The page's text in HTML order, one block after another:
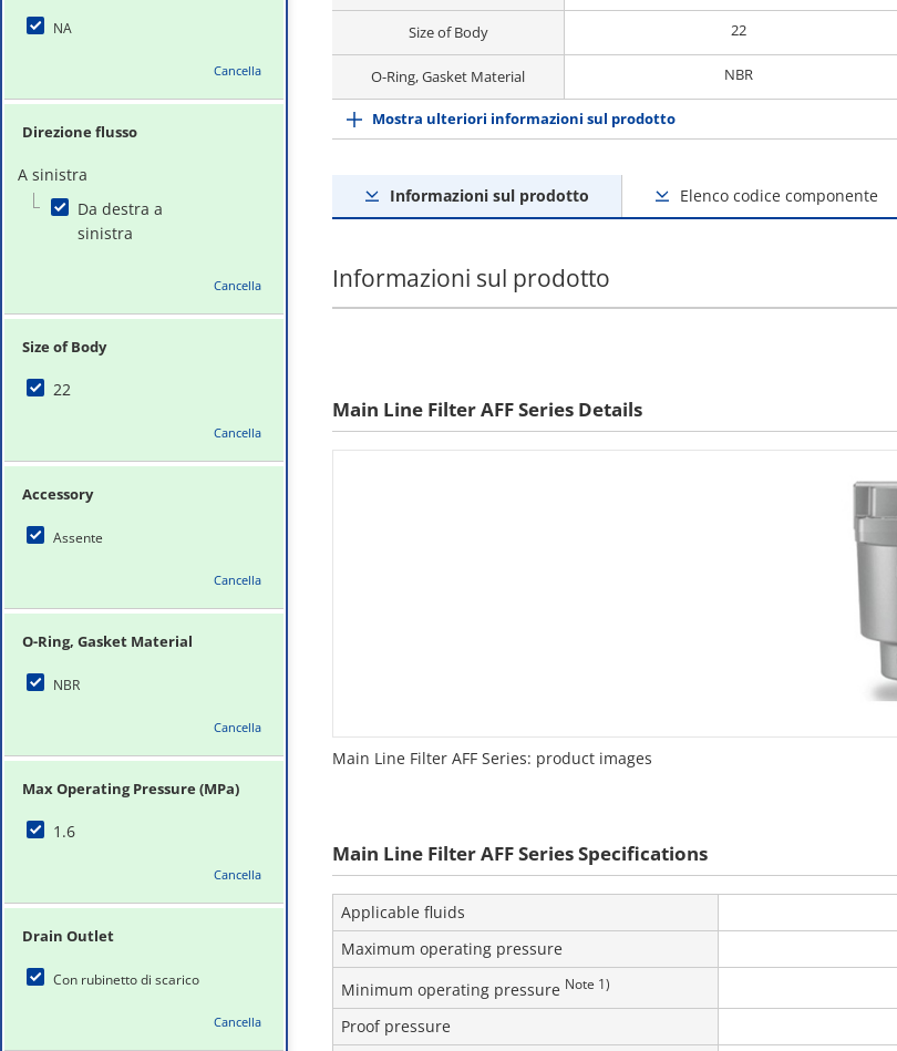
NA
Cancella
Direzione flusso
A sinistra
Da destra a
sinistra
Cancella
Size of Body
22
Cancella
Accessory
Assente
Cancella
O-Ring, Gasket Material
NBR
Cancella
Max Operating Pressure (MPa)
1.6
Cancella
Drain Outlet
Con rubinetto di scarico
Cancella
Size of Body 22
O-Ring, Gasket Material NBR
Mostra ulteriori informazioni sul prodotto
Informazioni sul prodotto Elenco codice componente
Informazioni sul prodotto
Main Line Filter AFF Series Details
Main Line Filter AFF Series: product images
Main Line Filter AFF Series Specifications
Applicable fluids
Maximum operating pressure
Minimum operating pressure Note 1)
Proof pressure